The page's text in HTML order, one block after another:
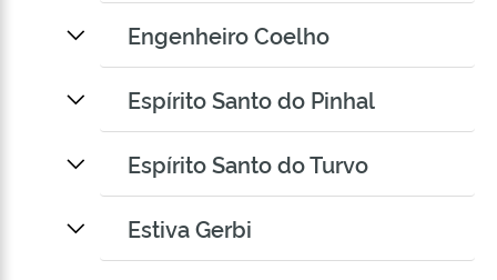
Engenheiro Coelho
Espírito Santo do Pinhal
Espírito Santo do Turvo
Estiva Gerbi